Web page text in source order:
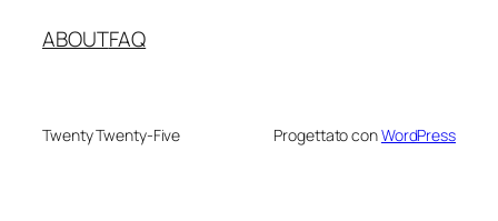
ABOUTFAQ
Twenty Twenty-Five Progettato conWordPress